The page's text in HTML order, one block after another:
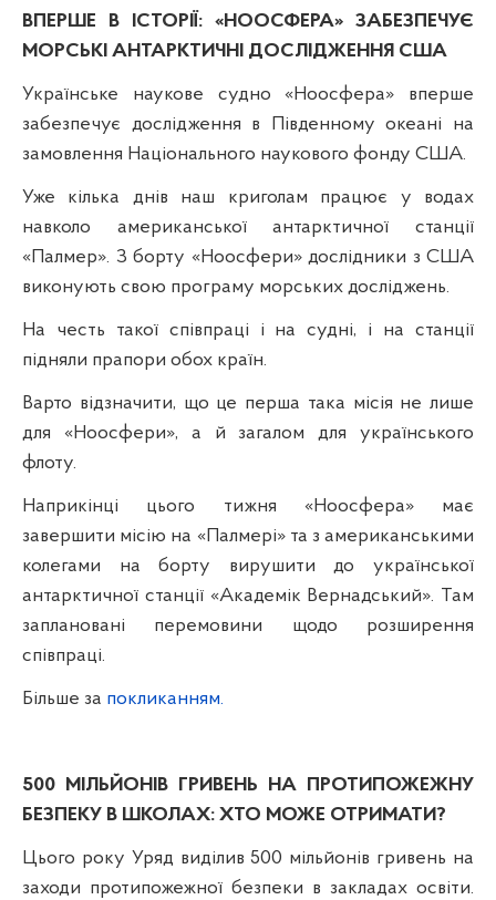
ВПЕРШЕ В ІСТОРІЇ: «НООСФЕРА» ЗАБЕЗПЕЧУЄ
МОРСЬКІ АНТАРКТИЧНІ ДОСЛІДЖЕННЯ США
Українське наукове судно «Ноосфера» вперше
забезпечує дослідження в Південному океані на
замовлення Національного наукового фонду США.
Уже кілька днів наш криголам працює у водах
навколо американської антарктичної станції
«Палмер». З борту «Ноосфери» дослідники з США
виконують свою програму морських досліджень.
На честь такої співпраці і на судні, і на станції
підняли прапори обох країн.
Варто відзначити, що це перша така місія не лише
для «Ноосфери», а й загалом для українського
флоту.
Наприкінці цього тижня «Ноосфера» має
завершити місію на «Палмері» та з американськими
колегами на борту вирушити до української
антарктичної станції «Академік Вернадський». Там
заплановані перемовини щодо розширення
співпраці.
Більше за покликанням.
500 МІЛЬЙОНІВ ГРИВЕНЬ НА ПРОТИПОЖЕЖНУ
БЕЗПЕКУ В ШКОЛАХ: ХТО МОЖЕ ОТРИМАТИ?
Цього року Уряд виділив 500 мільйонів гривень на
заходи протипожежної безпеки в закладах освіти.